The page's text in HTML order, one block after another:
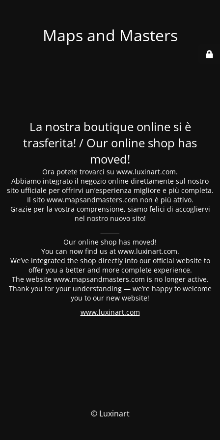
Maps and Masters
La nostra boutique online si è
trasferita! / Our online shop has
moved!
Ora potete trovarci su www.luxinart.com.
Abbiamo integrato il negozio online direttamente sul nostro
sito ufficiale per offrirvi un’esperienza migliore e più completa.
Il sito www.mapsandmasters.com non è più attivo.
Grazie per la vostra comprensione, siamo felici di accogliervi
nel nostro nuovo sito!
⸻
Our online shop has moved!
You can now find us at www.luxinart.com.
We’ve integrated the shop directly into our official website to
offer you a better and more complete experience.
The website www.mapsandmasters.com is no longer active.
Thank you for your understanding — we’re happy to welcome
you to our new website!
www.luxinart.com
© Luxinart